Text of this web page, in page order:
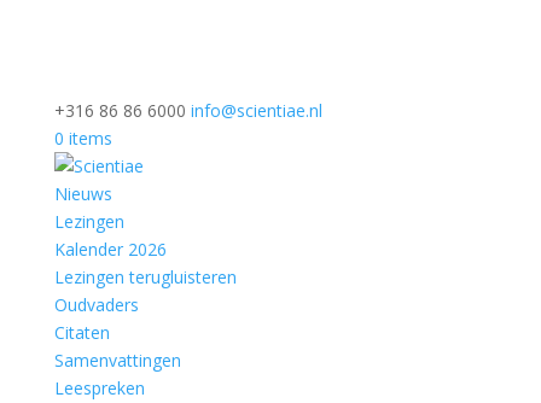
+316 86 86 6000 info@scientiae.nl
0 items
Nieuws
Lezingen
Kalender 2026
Lezingen terugluisteren
Oudvaders
Citaten
Samenvattingen
Leespreken